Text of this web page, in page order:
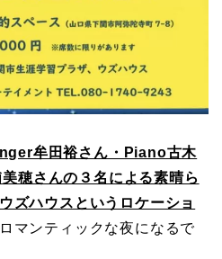
牟田裕さん・Piano古木
穂さんの３名による素晴ら
ズハウスというロケーショ
マンティックな夜になるで